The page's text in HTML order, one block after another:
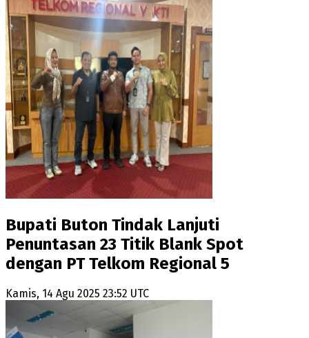
Bupati Buton Tindak Lanjuti
Penuntasan 23 Titik Blank Spot
dengan PT Telkom Regional 5
Kamis, 14 Agu 2025 23:52 UTC